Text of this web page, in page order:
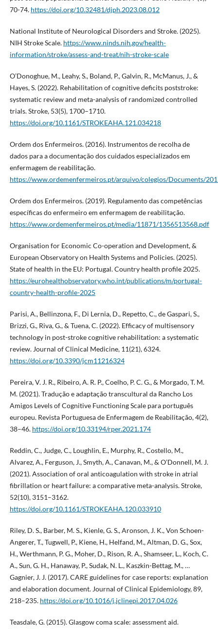
70-74. https://doi.org/10.32481/djph.2023.08.012
National Institute of Neurological Disorders and Stroke. (2025).
NIH Stroke Scale. https://www.ninds.nih.gov/health-
information/stroke/assess-and-treat/nih-stroke-scale
O’Donoghue, M., Leahy, S., Boland, P., Galvin, R., McManus, J., &
Hayes, S. (2022). Rehabilitation of cognitive deficits poststroke:
systematic review and meta-analysis of randomized controlled
trials. Stroke, 53(5), 1700–1710.
https://doi.org/10.1161/STROKEAHA.121.034218
Ordem dos Enfermeiros. (2016). Instrumentos de recolha de
dados para a documentação dos cuidados especializados em
enfermagem de reabilitação.
https://www.ordemenfermeiros.pt/arquivo/colegios/Documents/
Ordem dos Enfermeiros. (2019). Regulamento das competências
específicas do enfermeiro em enfermagem de reabilitação.
https://www.ordemenfermeiros.pt/media/11871/1356513568.pdf
Organisation for Economic Co-operation and Development, &
European Observatory on Health Systems and Policies. (2025).
State of health in the EU: Portugal. Country health profile 2025.
https://eurohealthobservatory.who.int/publications/m/portugal-
country-health-profile-2025
Parisi, A., Bellinzona, F., Di Lernia, D., Repetto, C., de Gaspari, S.,
Brizzi, G., Riva, G., & Tuena, C. (2022). Efficacy of multisensory
technology in post-stroke cognitive rehabilitation: a systematic
review. Journal of Clinical Medicine, 11(21), 6324.
https://doi.org/10.3390/jcm11216324
Pereira, V. J. R., Ribeiro, A. R. P., Coelho, P. C. G., & Morgado, T. M.
M. (2021). Tradução e adaptação transcultural da Rancho Los
Amigos Levels of Cognitive Functioning Scale para português
europeu. Revista Portuguesa de Enfermagem de Reabilitação, 4(2),
38–46. https://doi.org/10.33194/rper.2021.174
Reddin, C., Judge, C., Loughlin, E., Murphy, R., Costello, M.,
Alvarez, A., Ferguson, J., Smyth, A., Canavan, M., & O’Donnell, M. J.
(2021). Association of oral anticoagulation with stroke in atrial
fibrillation or heart failure: a comparative meta-analysis. Stroke,
52(10), 3151–3162.
https://doi.org/10.1161/STROKEAHA.120.033910
Riley, D. S., Barber, M. S., Kienle, G. S., Aronson, J. K., Von Schoen-
Angerer, T., Tugwell, P., Kiene, H., Helfand, M., Altman, D. G., Sox,
H., Werthmann, P. G., Moher, D., Rison, R. A., Shamseer, L., Koch, C.
A., Sun, G. H., Hanaway, P., Sudak, N. L., Kaszkin-Bettag, M., …
Gagnier, J. J. (2017). CARE guidelines for case reports: explanation
and elaboration document. Journal of Clinical Epidemiology, 89,
218–235. https://doi.org/10.1016/j.jclinepi.2017.04.026
Teasdale, G. (2015). Glasgow coma scale: assessment aid.